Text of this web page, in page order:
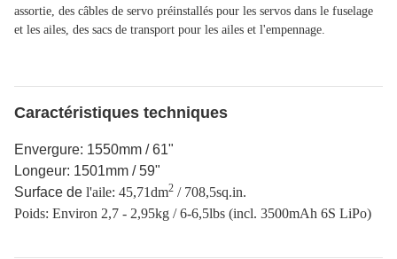
assortie, des câbles de servo préinstallés pour les servos dans le fuselage
et les ailes, des sacs de transport pour les ailes et l'empennage.
Caractéristiques techniques
Envergure: 1550mm / 61"
Longeur: 1501mm / 59"
Surface de l'aile: 45,71dm2 / 708,5sq.in.
Poids: Environ 2,7 - 2,95kg / 6-6,5lbs (incl. 3500mAh 6S LiPo)